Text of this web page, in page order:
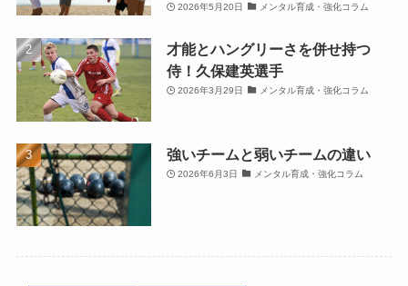
2026年5月20日 メンタル育成・強化コラム
才能とハングリーさを併せ持つ
侍！久保建英選手
2026年3月29日 メンタル育成・強化コラム
強いチームと弱いチームの違い
2026年6月3日 メンタル育成・強化コラム